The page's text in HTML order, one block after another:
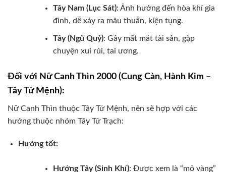
Tây Nam (Lục Sát): Ảnh hưởng đến hòa khí gia
đình, dễ xảy ra mâu thuẫn, kiện tụng.
Tây (Ngũ Quỷ): Gây mất mát tài sản, gặp
chuyện xui rủi, tai ương.
Đối với Nữ Canh Thìn 2000 (Cung Càn, Hành Kim –
Tây Tứ Mệnh):
Nữ Canh Thìn thuộc Tây Tứ Mệnh, nên sẽ hợp với các
hướng thuộc nhóm Tây Tứ Trạch:
Hướng tốt:
Hướng Tây (Sinh Khí): Được xem là “mỏ vàng”